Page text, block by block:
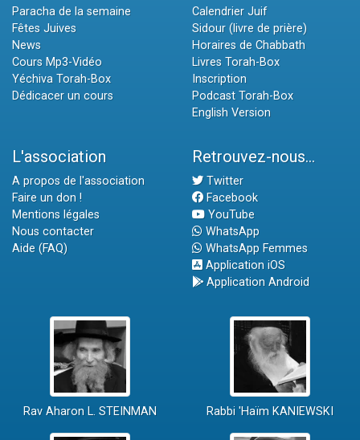
Paracha de la semaine
Fêtes Juives
News
Cours Mp3-Vidéo
Yéchiva Torah-Box
Dédicacer un cours
Calendrier Juif
Sidour (livre de prière)
Horaires de Chabbath
Livres Torah-Box
Inscription
Podcast Torah-Box
English Version
L'association
A propos de l'association
Faire un don !
Mentions légales
Nous contacter
Aide (FAQ)
Retrouvez-nous...
Twitter
Facebook
YouTube
WhatsApp
WhatsApp Femmes
Application iOS
Application Android
Rav Aharon L. STEINMAN Rabbi 'Haïm KANIEWSKI